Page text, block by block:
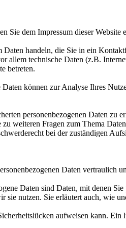
Sie dem Impressum dieser Website
handeln, die Sie in ein
allem technische Daten (z.B.
betreten.
können zur Analyse Ihres
personenbezogenen Daten zu
weiteren Fragen zum Thema
bei der zuständigen
Daten vertraulich
Daten sind Daten, mit denen
nutzen. Sie erläutert auch, wie
aufweisen kann. Ein